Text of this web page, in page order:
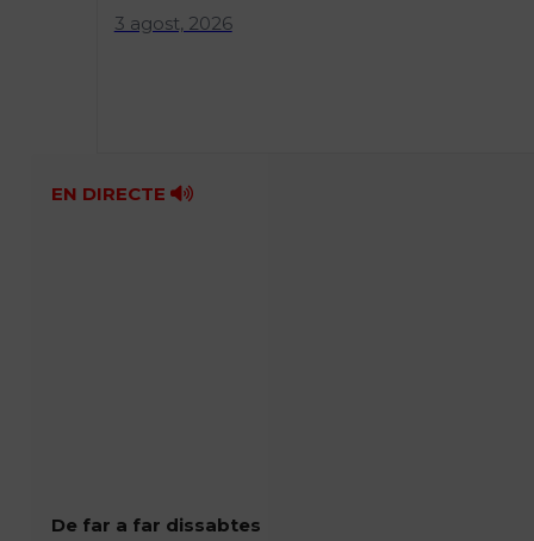
3 agost, 2026
EN DIRECTE
De far a far dissabtes